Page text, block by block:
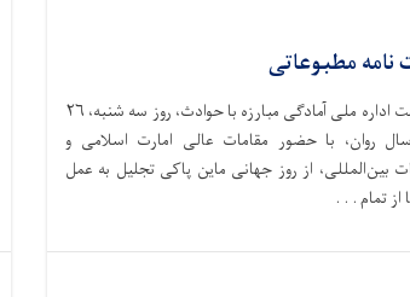
مطبوعاتی
قرار است اداره ملی آمادگی مبارزه با حوادث،‌ روز سه شنبه، ۲۶
روان، با حضور مقامات عالی امارت اسلامی و
بین‌المللی، از روز جهانی ماین پاکی تجلیل به عمل
از تمام . . .